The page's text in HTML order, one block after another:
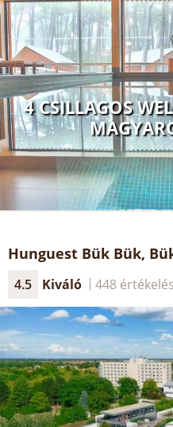
4 CSILLAGOS
Hunguest Bük Bük,
4.5 Kiváló 448 értékelés